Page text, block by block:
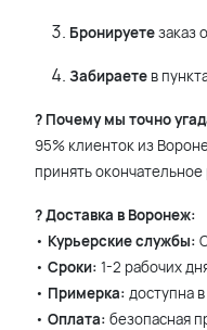
Бронируетезаказ
Забираете в
? Почему мы точно
95% клиенток из
принять
? Доставка в Воронеж:
• Курьерские службы:
• Сроки: 1-2 рабочих
• Примерка: доступна
• Оплата: безопасная